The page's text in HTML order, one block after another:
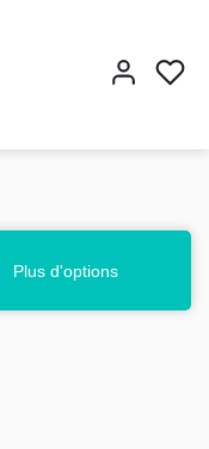
Plus d'options